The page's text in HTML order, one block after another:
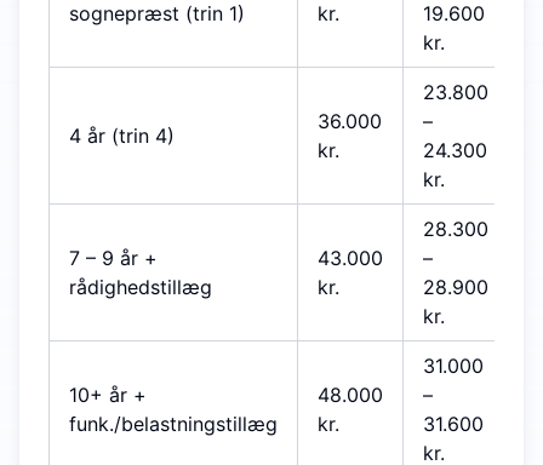
sognepræst (trin 1)
kr.
19.600
kr.
4 år (trin 4)
36.000
kr.
23.800
–
24.300
kr.
7 – 9 år +
rådighedstillæg
43.000
kr.
28.300
–
28.900
kr.
10+ år +
funk./belastningstillæg
48.000
kr.
31.000
–
31.600
kr.